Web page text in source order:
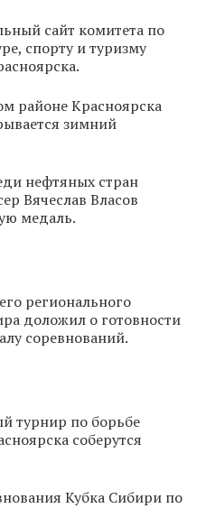
сайт комитета по
спорту и туризму
районе Красноярска
зимний
нефтяных стран
Вячеслав Власов
медаль.
регионального
доложил о готовности
соревнований.
турнир по борьбе
соберутся
Кубка Сибири по